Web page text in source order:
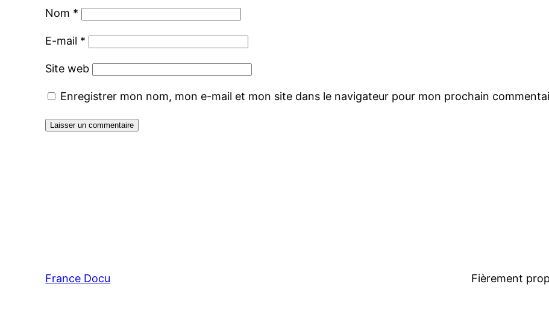
Nom *
E-mail *
Site web
Enregistrer mon nom, mon e-mail et mon site dans le navigateur pour mon prochain
France Docu Fièrement